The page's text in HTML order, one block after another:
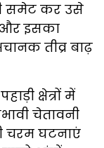
समेट कर उसे
इसका
तीव्र बाढ़
क्षेत्रों में
चेतावनी
चरम घटनाएं